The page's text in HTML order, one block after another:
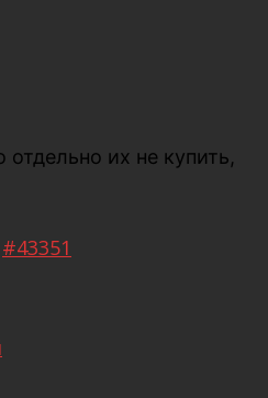
их не купить,
#43351